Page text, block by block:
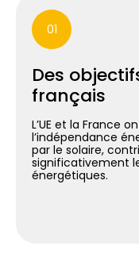
01
Des
français
L’UE et la France
l’indépendance
par le solaire,
significativement
énergétiques.